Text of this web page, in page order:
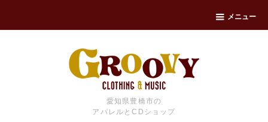
メニュー
愛知県豊橋市の
アパレルとCDショップ